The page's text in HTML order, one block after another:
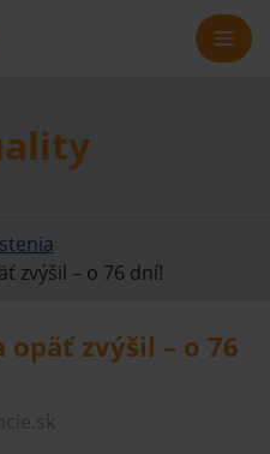
zvýšil – o 76 dní!
opäť zvýšil – o 76